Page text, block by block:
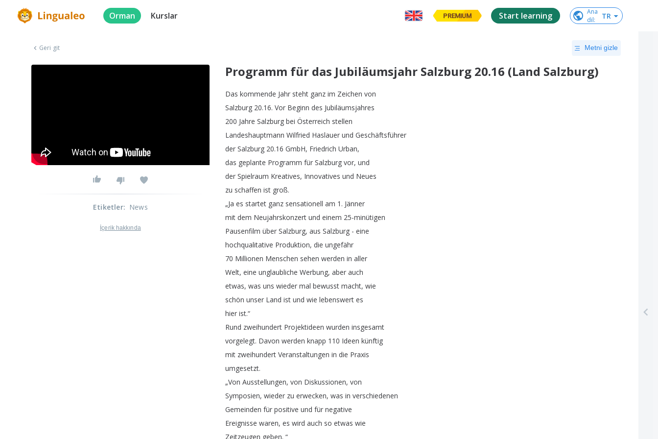
Orman Kurslar PREMIUM Start learning
Ana
dil: TR
Geri git Metni gizle
Programm für das Jubiläumsjahr Salzburg 20.16 (Land Salzburg)
Das kommende Jahr steht ganz im Zeichen von
Salzburg 20.16. Vor Beginn des Jubiläumsjahres
200 Jahre Salzburg bei Österreich stellen
Landeshauptmann Wilfried Haslauer und Geschäftsführer
der Salzburg 20.16 GmbH, Friedrich Urban,
das geplante Programm für Salzburg vor, und
der Spielraum Kreatives, Innovatives und Neues
zu schaffen ist groß.
„Ja es startet ganz sensationell am 1. Jänner
mit dem Neujahrskonzert und einem 25-minütigen
Pausenfilm über Salzburg, aus Salzburg - eine
hochqualitative Produktion, die ungefähr
70 Millionen Menschen sehen werden in aller
Welt, eine unglaubliche Werbung, aber auch
etwas, was uns wieder mal bewusst macht, wie
schön unser Land ist und wie lebenswert es
hier ist.“
Rund zweihundert Projektideen wurden insgesamt
vorgelegt. Davon werden knapp 110 Ideen künftig
mit zweihundert Veranstaltungen in die Praxis
umgesetzt.
„Von Ausstellungen, von Diskussionen, von
Symposien, wieder zu erwecken, was in verschiedenen
Gemeinden für positive und für negative
Ereignisse waren, es wird auch so etwas wie
Zeitzeugen geben. “
Etiketler: News
İçerik hakkında